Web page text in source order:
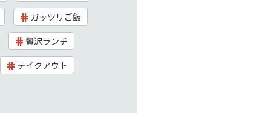
ガッツリご飯
贅沢ランチ
テイクアウト